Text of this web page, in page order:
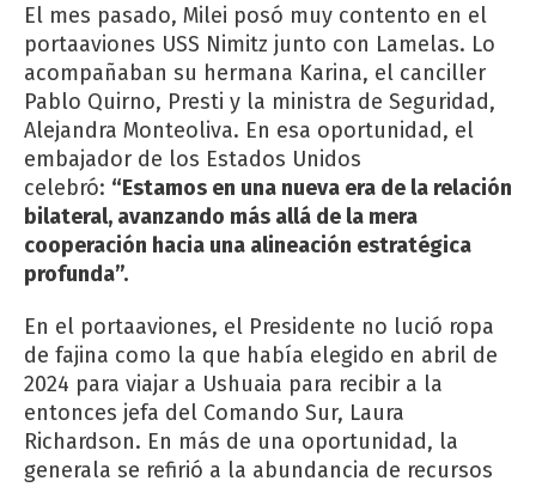
El mes pasado, Milei posó muy contento en el
portaaviones USS Nimitz junto con Lamelas. Lo
acompañaban su hermana Karina, el canciller
Pablo Quirno, Presti y la ministra de Seguridad,
Alejandra Monteoliva. En esa oportunidad, el
embajador de los Estados Unidos
celebró: “Estamos en una nueva era de la relación
bilateral, avanzando más allá de la mera
cooperación hacia una alineación estratégica
profunda”.
En el portaaviones, el Presidente no lució ropa
de fajina como la que había elegido en abril de
2024 para viajar a Ushuaia para recibir a la
entonces jefa del Comando Sur, Laura
Richardson. En más de una oportunidad, la
generala se refirió a la abundancia de recursos